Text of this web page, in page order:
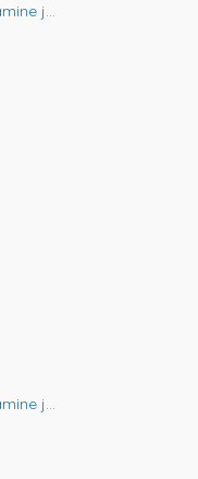
j...
j...